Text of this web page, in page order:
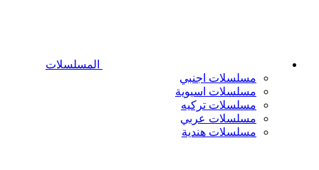
المسلسلات
مسلسلات اجنبي
مسلسلات اسيوية
مسلسلات تركيه
مسلسلات عربي
مسلسلات هندية